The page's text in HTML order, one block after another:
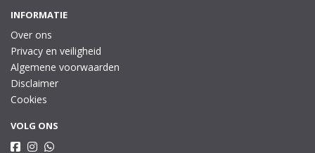
INFORMATIE
Over ons
Privacy en veiligheid
Algemene voorwaarden
Disclaimer
Cookies
VOLG ONS